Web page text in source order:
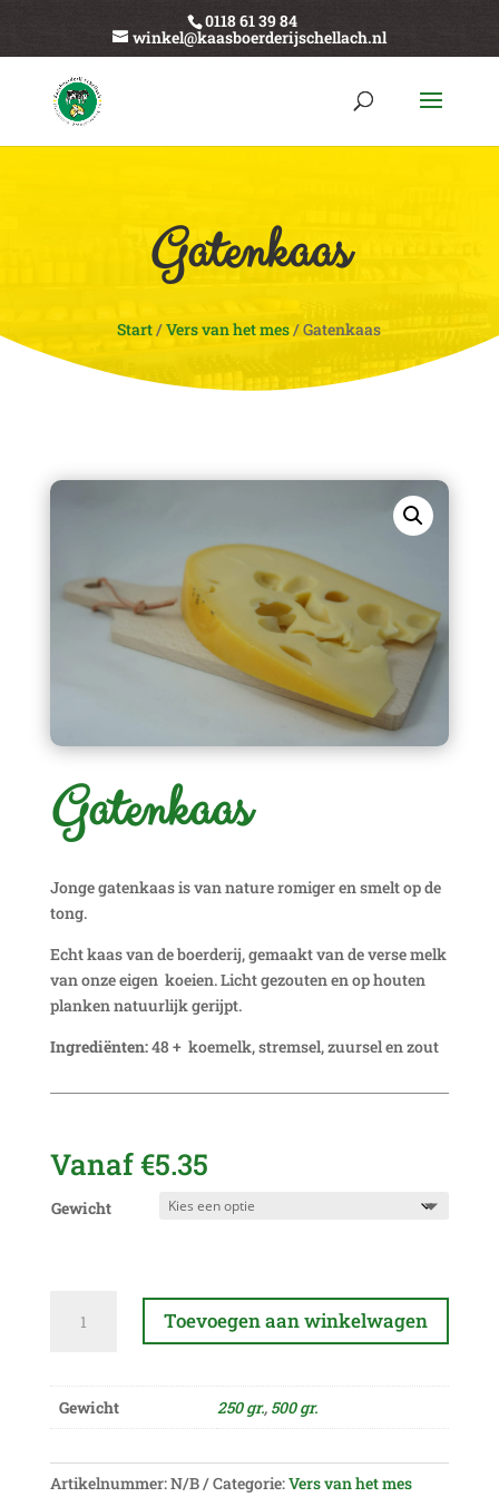
0118 61 39 84
winkel@kaasboerderijschellach.nl
Gatenkaas
Start/Vers van het mes/ Gatenkaas
Gatenkaas
Jonge gatenkaas is van nature romiger en smelt op de
tong.
Echt kaas van de boerderij, gemaakt van de verse melk
van onze eigen koeien. Licht gezouten en op houten
planken natuurlijk gerijpt.
Ingrediënten:48 + koemelk, stremsel, zuursel en zout
Vanaf€5.35
Gewicht
aantal
Toevoegen aan winkelwagen
l
r
n
Gewicht 250 gr., 500 gr.
Artikelnummer:N/B Categorie:Vers van het mes